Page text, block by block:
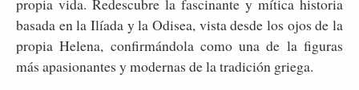
propia vida. Redescubre la fascinante y mítica historia
basada en la Ilíada y la Odisea, vista desde los ojos de la
propia Helena, confirmándola como una de la figuras
más apasionantes y modernas de la tradición griega.